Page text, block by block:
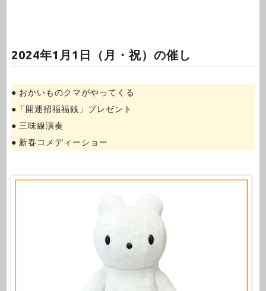
2024年1月1日（月・祝）の催し
● おかいものクマがやってくる
●「開運招福福銭」プレゼント
● 三味線演奏
● 新春コメディーショー